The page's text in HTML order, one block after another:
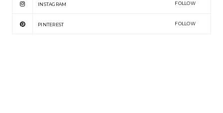
INSTAGRAM FOLLOW
PINTEREST FOLLOW